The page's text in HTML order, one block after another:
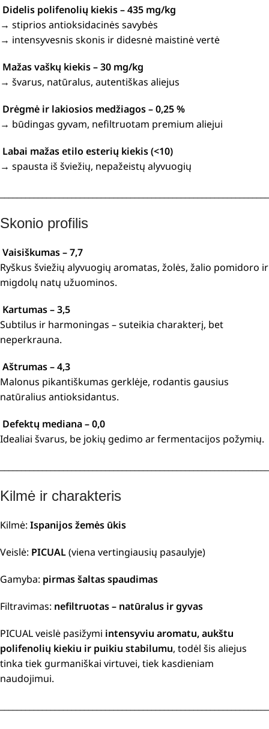
Didelis polifenolių kiekis – 435 mg/kg
→ stiprios antioksidacinės savybės
→ intensyvesnis skonis ir didesnė maistinė vertė
Mažas vaškų kiekis – 30 mg/kg
→ švarus, natūralus, autentiškas aliejus
Drėgmė ir lakiosios medžiagos – 0,25 %
→ būdingas gyvam, nefiltruotam premium aliejui
Labai mažas etilo esterių kiekis (<10)
→ spausta iš šviežių, nepažeistų alyvuogių
Skonio profilis
Vaisiškumas – 7,7
Ryškus šviežių alyvuogių aromatas, žolės, žalio pomidoro ir
migdolų natų užuominos.
Kartumas – 3,5
Subtilus ir harmoningas – suteikia charakterį, bet
neperkrauna.
Aštrumas – 4,3
Malonus pikantiškumas gerklėje, rodantis gausius
natūralius antioksidantus.
Defektų mediana – 0,0
Idealiai švarus, be jokių gedimo ar fermentacijos požymių.
Kilmė ir charakteris
Kilmė: Ispanijos žemės ūkis
Veislė: PICUAL(viena vertingiausių pasaulyje)
Gamyba: pirmas šaltas spaudimas
Filtravimas: nefiltruotas – natūralus ir gyvas
PICUAL veislė pasižymi intensyviu aromatu, aukštu
polifenolių kiekiu ir puikiu stabilumu, todėl šis aliejus
tinka tiek gurmaniškai virtuvei, tiek kasdieniam
naudojimui.